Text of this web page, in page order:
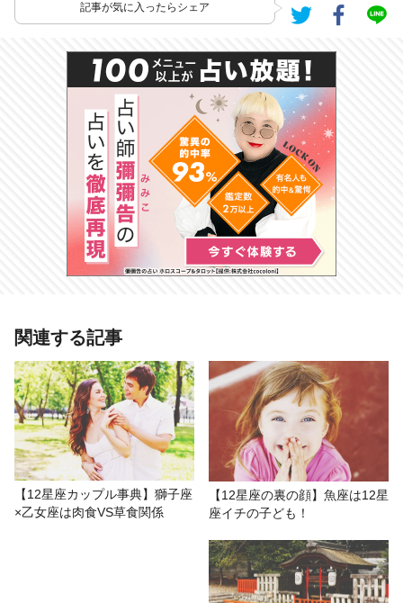
記事が気に入ったらシェア
あわせて読みたい記事
12月24日に土星が射手座に移動 12
星座別【訪れる課題】牡牛座は人間
関係の整理！
# ありえ～る・ろどん # おもしろ # 今週の運勢
# 星座占い/星占い # 運勢
関連する記事
【12星座カップル事典】獅子座
×乙女座は肉食VS草食関係
【12星座の裏の顔】魚座は12星
座イチの子ども！